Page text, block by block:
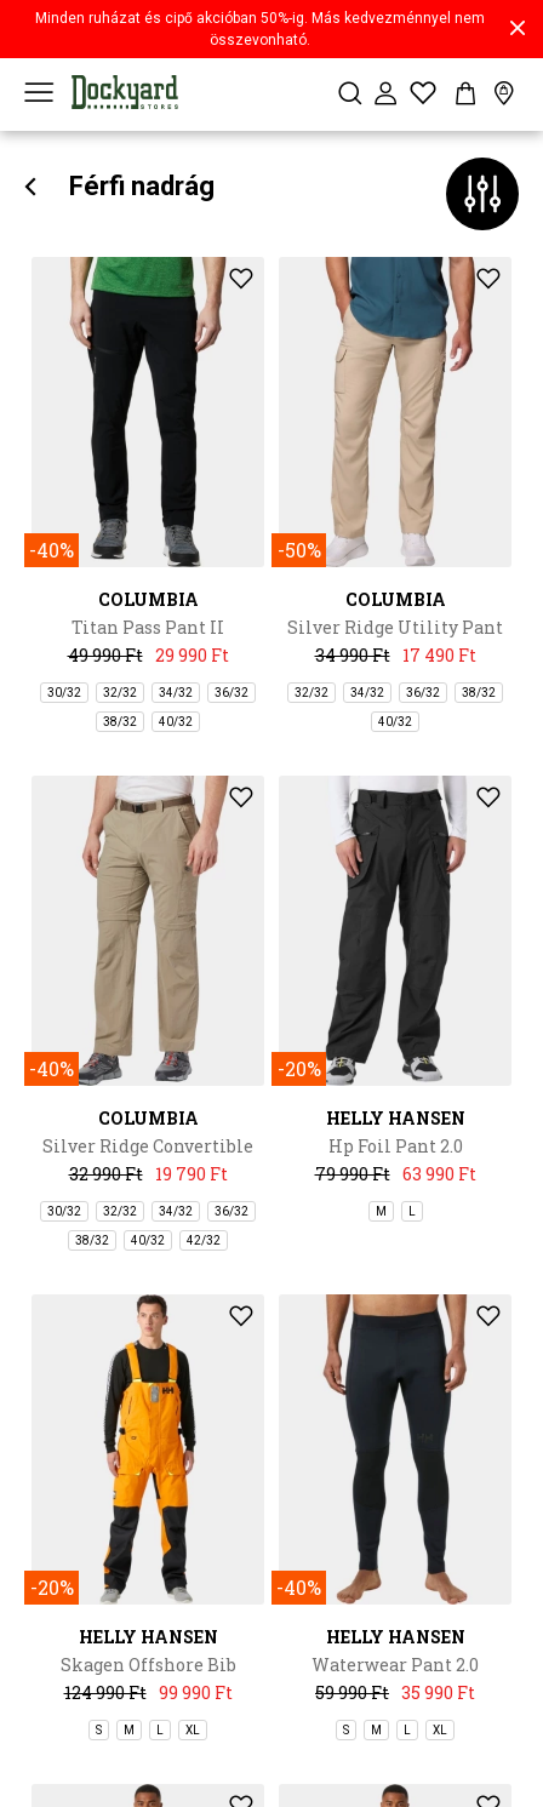
Minden ruházat és cipő akcióban 50%-ig. Más kedvezménnyel nem
összevonható.
Férfi nadrág
-40%
COLUMBIA
Titan Pass Pant II
49 990 Ft 29 990 Ft
30/32 32/32 34/32 36/32
38/32 40/32
-50%
COLUMBIA
Silver Ridge Utility Pant
34 990 Ft
17 490 Ft
32/32 34/32 36/32 38/32
40/32
-40%
COLUMBIA
Silver Ridge Convertible
Pant
32 990 Ft 19 790 Ft
30/32 32/32 34/32 36/32
38/32 40/32 42/32
-20%
HELLY HANSEN
Hp Foil Pant 2.0
79 990 Ft 63 990 Ft
M
-20%
HELLY HANSEN
Skagen Offshore Bib
124 990 Ft 99 990 Ft
S M XL
-40%
HELLY HANSEN
Waterwear Pant 2.0
59 990 Ft 35 990 Ft
S M XL